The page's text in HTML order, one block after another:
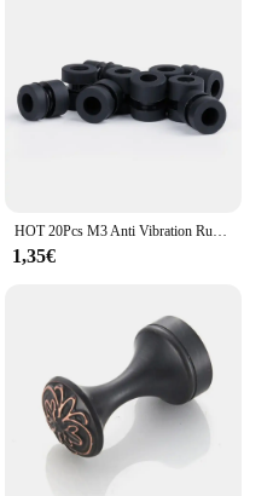
HOT 20Pcs M3 Anti Vibration Rubber Damper Balls per FPV F4 F7 Flight Controller Soft Mount sfere di assorbimento degli urti V2
1,35€